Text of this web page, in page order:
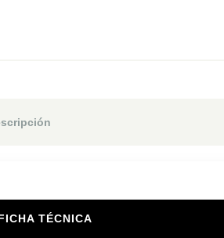
FICHA TÉCNICA